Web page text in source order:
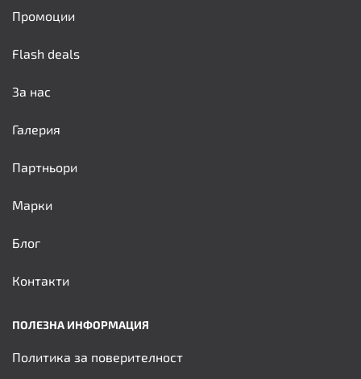
Промоции
Flash deals
За нас
Галерия
Партньори
Марки
Блог
Контакти
ПОЛЕЗНА ИНФОРМАЦИЯ
Политика за поверителност